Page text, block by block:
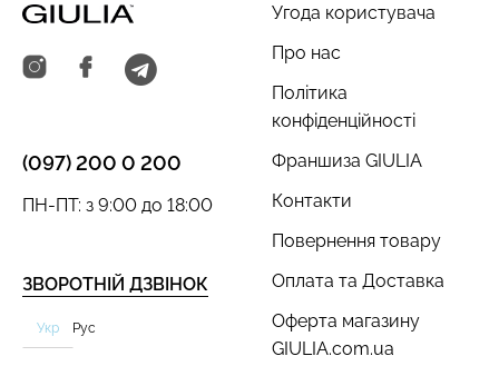
Угода користувача
Про нас
Політика
конфіденційності
Франшиза GIULIA
Контакти
Повернення товару
Оплата та Доставка
Оферта магазину
GIULIA.com.ua
(097) 200 0 200
ЗВОРОТНІЙ ДЗВІНОК
ПН-ПТ: з 9:00 до 18:00
Укр Рус